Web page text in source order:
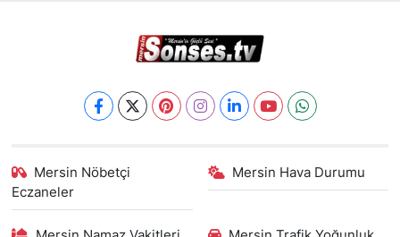
Mersin Nöbetçi
Eczaneler
Mersin Hava Durumu